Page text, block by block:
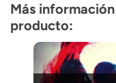
Más
producto: